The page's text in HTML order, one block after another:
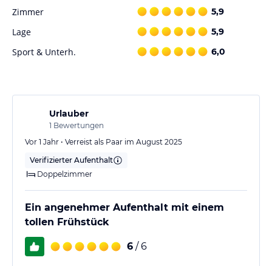
Allgemeine und unverbindliche
Hoteliers-/Veranstalter-/Kataloginformationen. Alle Angaben
ohne Gewähr und ohne Prüfung durch HolidayCheck. Bitte
Zimmer 5,9
Lage 5,9
Sport & Unterh. 6,0
Urlauber
1 Bewertungen
Vor 1 Jahr • Verreist als Paar im August 2025
Verifizierter Aufenthalt
Doppelzimmer
Ein angenehmer Aufenthalt mit einem
tollen Frühstück
6 / 6